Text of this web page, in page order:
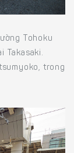
Tohoku
Takasaki.
trong